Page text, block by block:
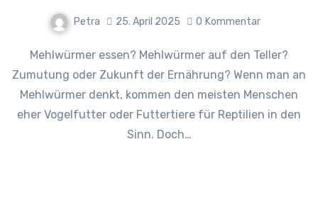
Petra 25. April 2025 0 Kommentar
Mehlwürmer essen? Mehlwürmer auf den Teller?
Zumutung oder Zukunft der Ernährung? Wenn man an
Mehlwürmer denkt, kommen den meisten Menschen
eher Vogelfutter oder Futtertiere für Reptilien in den
Sinn. Doch…